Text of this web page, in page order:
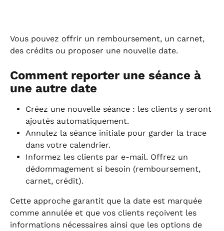
Vous pouvez offrir un remboursement, un carnet,
des crédits ou proposer une nouvelle date.
Comment reporter une séance à
une autre date
Créez une nouvelle séance : les clients y seront
ajoutés automatiquement.
Annulez la séance initiale pour garder la trace
dans votre calendrier.
Informez les clients par e-mail. Offrez un
dédommagement si besoin (remboursement,
carnet, crédit).
Cette approche garantit que la date est marquée
comme annulée et que vos clients reçoivent les
informations nécessaires ainsi que les options de